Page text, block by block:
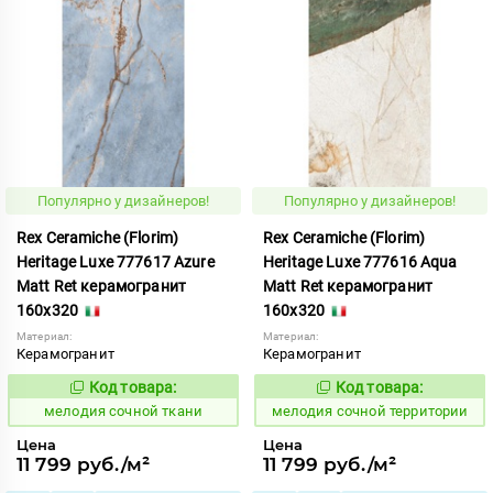
Популярно у дизайнеров!
Rex Ceramiche (Florim)
Heritage Luxe 777617 Azure
Matt Ret керамогранит
160x320
Материал:
Керамогранит
965105
Код товара:
мелодия сочной ткани
Цена
11 799 руб./м²
Популярно у дизайнеров!
Rex Ceramiche (Florim)
Heritage Luxe 777616 Aqua
Matt Ret керамогранит
160x320
Материал:
Керамогранит
965104
Код товара:
мелодия сочной территории
Цена
11 799 руб./м²